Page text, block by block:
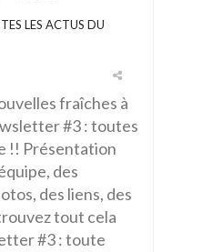
LES ACTUS DU
fraîches à
#3 : toutes
!! Présentation
des
des liens, des
tout cela
#3 : toute